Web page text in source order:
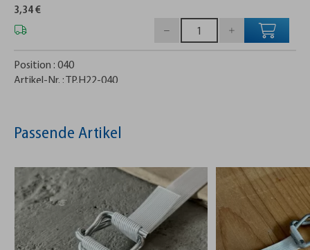
3,34 €
Position : 040
Artikel-Nr. : TP.H22-040
Position :041
Artikel-Nr. : TP.HBS0408
Zylinderschraube M4x8 HBS0408
1,16 €
Passende Artikel